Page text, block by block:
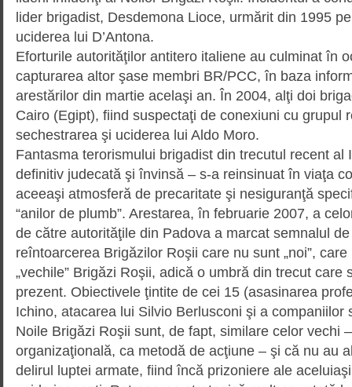
lider brigadist, Desdemona Lioce, urmărit din 1995
uciderea lui D’Antona.
Eforturile autorităţilor antitero italiene au culminat în
capturarea altor şase membri BR/PCC, în baza
arestărilor din martie acelaşi an. În 2004, alţi doi
Cairo (Egipt), fiind suspectaţi de conexiuni cu grupul
sechestrarea şi uciderea lui Aldo Moro.
Fantasma terorismului brigadist din trecutul recent al
definitiv judecată şi învinsă – s-a reinsinuat în viaţa
aceeaşi atmosferă de precaritate şi nesiguranţă
“anilor de plumb”. Arestarea, în februarie 2007, a
de către autorităţile din Padova a marcat semnalul
reîntoarcerea Brigăzilor Roşii care nu sunt „noi”, care
„vechile” Brigăzi Roşii, adică o umbră din trecut care
prezent. Obiectivele ţintite de cei 15 (asasinarea
Ichino, atacarea lui Silvio Berlusconi şi a companiilor
Noile Brigăzi Roşii sunt, de fapt, similare celor vechi
organizaţională, ca metodă de acţiune – şi că nu au
delirul luptei armate, fiind încă prizoniere ale